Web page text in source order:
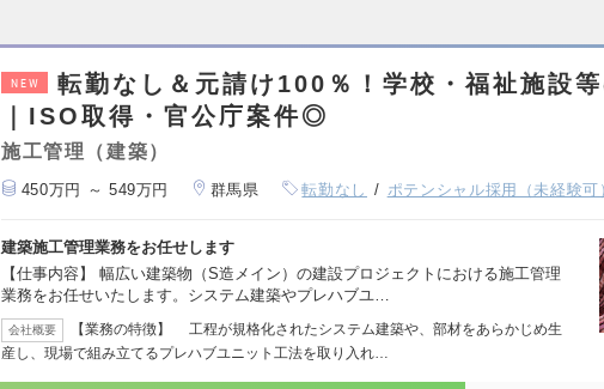
NEW
転勤なし＆元請け100％！学校・福祉施設
｜ISO取得・官公庁案件◎
施工管理（建築）
450万円 ～ 549万円 群馬県 転勤なし ポテンシャル採用（未経験可
建築施工管理業務をお任せします
【仕事内容】 幅広い建築物（S造メイン）の建設プロジェクトにおける施工管理
業務をお任せいたします。システム建築やプレハブユ…
会社概要
【業務の特徴】 工程が規格化されたシステム建築や、部材をあらかじめ生
産し、現場で組み立てるプレハブユニット工法を取り入れ…